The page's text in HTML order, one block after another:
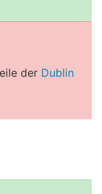
der Dublin